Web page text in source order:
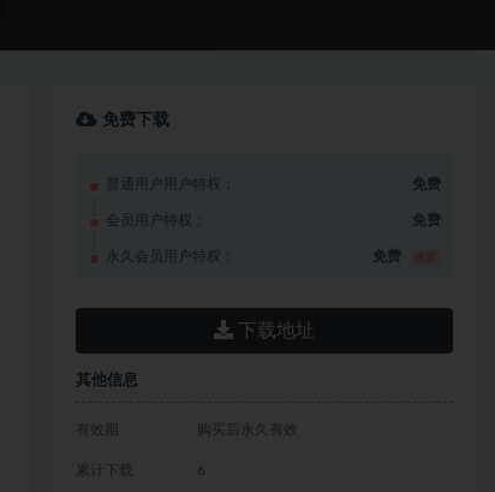
免费下载
普通用户用户特权： 免费
会员用户特权： 免费
永久会员用户特权： 免费
下载地址
其他信息
有效期 购买后永久有效
累计下载 6